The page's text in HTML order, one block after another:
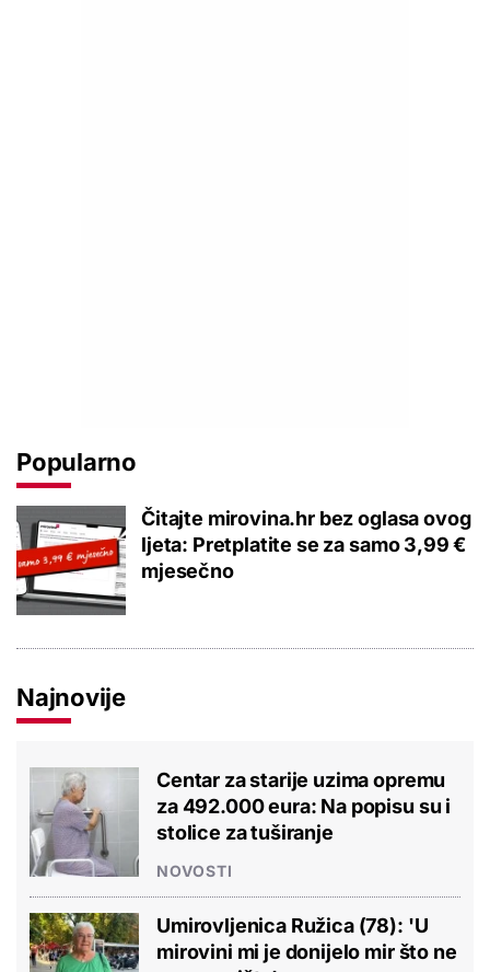
Popularno
Čitajte mirovina.hr bez oglasa ovog
ljeta: Pretplatite se za samo 3,99 €
mjesečno
Najnovije
Centar za starije uzima opremu
za 492.000 eura: Na popisu su i
stolice za tuširanje
NOVOSTI
Umirovljenica Ružica (78): 'U
mirovini mi je donijelo mir što ne